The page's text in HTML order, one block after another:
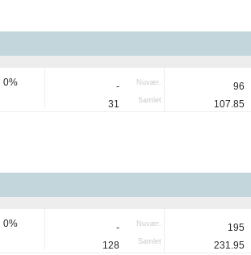
0% - Nuvær.
31 Samlet
96
107.85
0% - Nuvær.
128 Samlet
195
231.95